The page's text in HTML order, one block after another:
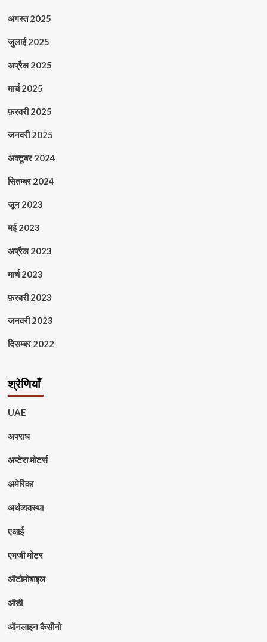
अगस्त 2025
जुलाई 2025
अप्रैल 2025
मार्च 2025
फ़रवरी 2025
जनवरी 2025
अक्टूबर 2024
सितम्बर 2024
जून 2023
मई 2023
अप्रैल 2023
मार्च 2023
फ़रवरी 2023
जनवरी 2023
दिसम्बर 2022
श्रेणियाँ
UAE
अपराध
अप्टेरा मोटर्स
अमेरिका
अर्थव्यवस्था
एआई
एमजी मोटर
ऑटोमोबाइल
ऑडी
ऑनलाइन कैसीनो